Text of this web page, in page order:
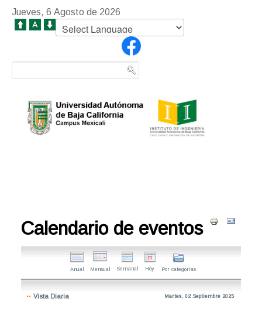
Jueves, 6 Agosto de 2026
Calendario de eventos
Anual Mensual Semanal Hoy Por categorías
Vista Diaria Martes, 02 Septiembre 2025